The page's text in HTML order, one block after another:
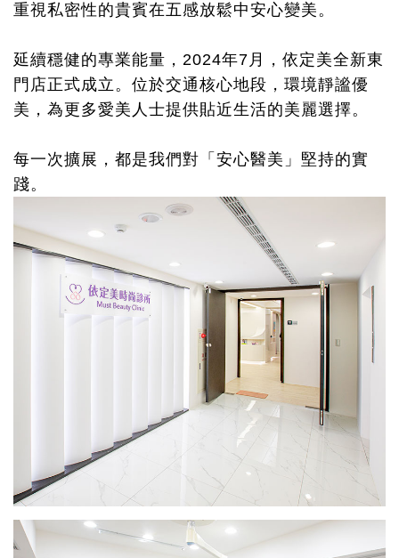
重視私密性的貴賓在五感放鬆中安心變美。
延續穩健的專業能量，2024年7月，依定美全新東
門店正式成立。位於交通核心地段，環境靜謐優
美，為更多愛美人士提供貼近生活的美麗選擇。
每一次擴展，都是我們對「安心醫美」堅持的實
踐。